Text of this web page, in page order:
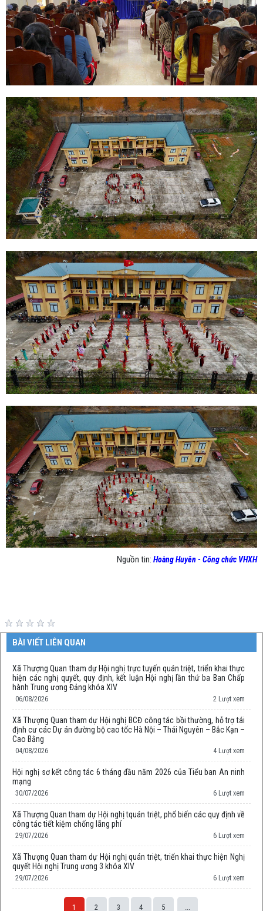
Nguồn tin: Hoàng Huyên - Công chức VHXH
BÀI VIẾT LIÊN QUAN
Xã Thượng Quan tham dự Hội nghị trực tuyến quán triệt, triển khai thực
hiện các nghị quyết, quy định, kết luận Hội nghị lần thứ ba Ban Chấp
hành Trung ương Đảng khóa XIV
06/08/2026 2 Lượt xem
Xã Thượng Quan tham dự Hội nghị BCĐ công tác bồi thường, hỗ trợ tái
định cư các Dự án đường bộ cao tốc Hà Nội – Thái Nguyên – Bắc Kạn –
Cao Bằng
04/08/2026 4 Lượt xem
Hội nghị sơ kết công tác 6 tháng đầu năm 2026 của Tiểu ban An ninh
mạng
30/07/2026 6 Lượt xem
Xã Thượng Quan tham dự Hội nghị tquán triệt, phổ biến các quy định về
công tác tiết kiệm chống lãng phí
29/07/2026 6 Lượt xem
Xã Thượng Quan tham dự Hội nghị quán triệt, triển khai thực hiện Nghị
quyết Hội nghị Trung ương 3 khóa XIV
29/07/2026 6 Lượt xem
1 2 3 4 5